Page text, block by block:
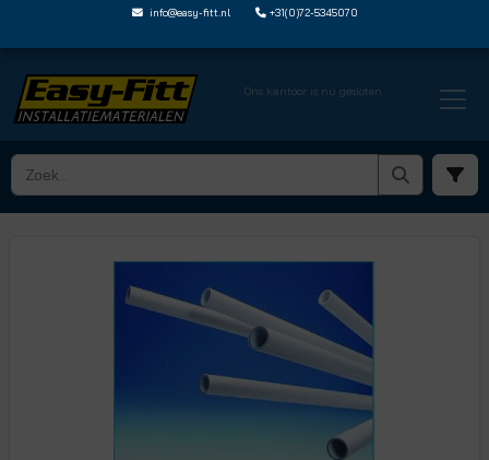
info@easy-fitt.nl +31(0)72-5345070
Ons kantoor is nu gesloten
HOME › JOHN GUEST BPEX SPEEDPEX BUIS › BPEX BUIS LENGTES › 15BPEX 20X3L